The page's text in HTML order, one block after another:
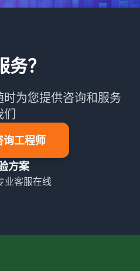
？
为您提供咨询和服务
们
询工程师
方案
业客服在线